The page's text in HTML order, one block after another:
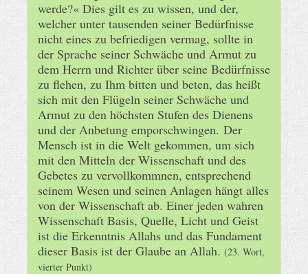
werde?« Dies gilt es zu wissen, und der,
welcher unter tausenden seiner Bedürfnisse
nicht eines zu befriedigen vermag, sollte in
der Sprache seiner Schwäche und Armut zu
dem Herrn und Richter über seine Bedürfnisse
zu flehen, zu Ihm bitten und beten, das heißt
sich mit den Flügeln seiner Schwäche und
Armut zu den höchsten Stufen des Dienens
und der Anbetung emporschwingen. Der
Mensch ist in die Welt gekommen, um sich
mit den Mitteln der Wissenschaft und des
Gebetes zu vervollkommnen, entsprechend
seinem Wesen und seinen Anlagen hängt alles
von der Wissenschaft ab. Einer jeden wahren
Wissenschaft Basis, Quelle, Licht und Geist
ist die Erkenntnis Allahs und das Fundament
dieser Basis ist der Glaube an Allah. (23. Wort,
vierter Punkt)